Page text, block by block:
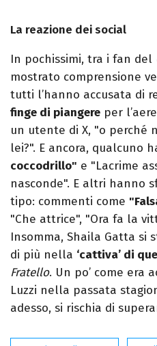
La reazione dei social
In pochissimi, tra i fan del
mostrato comprensione
tutti l’hanno accusata di
finge di piangere per
un utente di X, "o perché
lei?". E ancora, qualcuno
coccodrillo" e "Lacrime
nasconde". E altri hanno
tipo: commenti come
"Che attrice", "Ora fa la
Insomma, Shaila Gatta si
di più nella ‘cattiva’ di
Fratello. Un po’ come era
Luzzi nella passata
adesso, si rischia di